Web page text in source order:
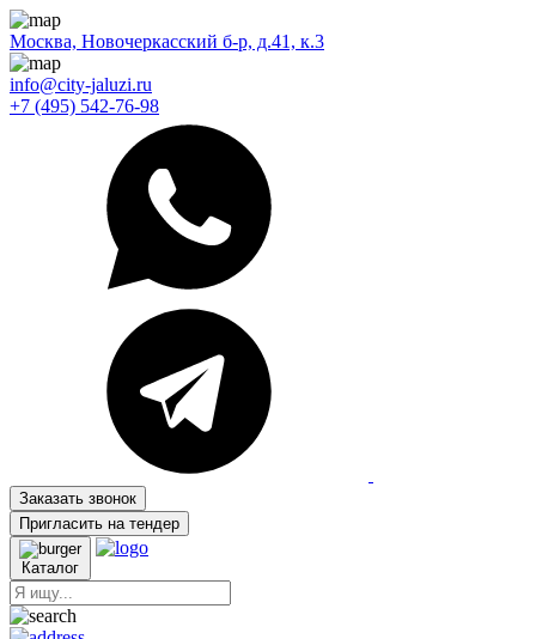
Москва, Новочеркасский б-р, д.41, к.3
info@city-jaluzi.ru
+7 (495) 542-76-98
Заказать звонок
Пригласить на тендер
Каталог